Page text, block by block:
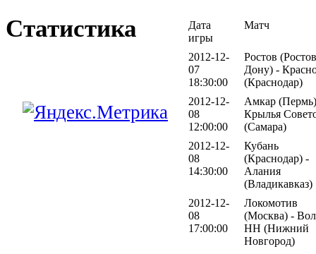
Статистика
Дата
игры
Матч
2012-12-
07
18:30:00
Ростов
Дону) -
(Краснодар)
2012-12-
08
12:00:00
Амкар
Крылья
(Самара)
2012-12-
08
14:30:00
Кубань
(Краснодар) -
Алания
(Владикавказ)
2012-12-
08
17:00:00
Локомотив
(Москва) -
НН (Нижний
Новгород)